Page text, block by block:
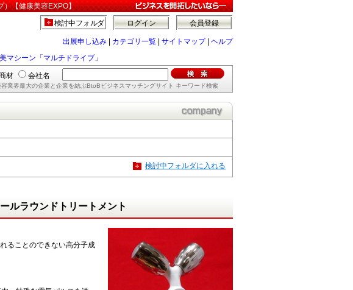
）【健康美容EXPO】
会員登録
ログイン
検討中フォルダ
出展申し込み カテゴリ一覧 サイトマップ| ヘルプ
マシーン「マルチドライブ」
材 会社名
容業界最大の企業と企業を結ぶBtoBビジネスマッチングサイト キーワード検索
検討中フォルダに入れる
ルラウンドトリートメント
ることのできない高分子成